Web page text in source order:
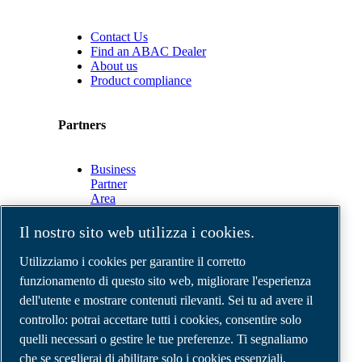
Contact Us
Find an ABAC Dealer
About us
Product compliance
Partners
Business
Partner
Area
Connect
2.0
Business
ABAC
Media
Gallery
©2026 Compressori d'aria ABAC
Note legali e privacy
Il nostro sito web utilizza i cookies.
Utilizziamo i cookies per garantire il corretto
funzionamento di questo sito web, migliorare l'esperienza
dell'utente e mostrare contenuti rilevanti. Sei tu ad avere il
controllo: potrai accettare tutti i cookies, consentire solo
quelli necessari o gestire le tue preferenze. Ti segnaliamo
che se sceglierai di abilitare solo i cookies essenziali,